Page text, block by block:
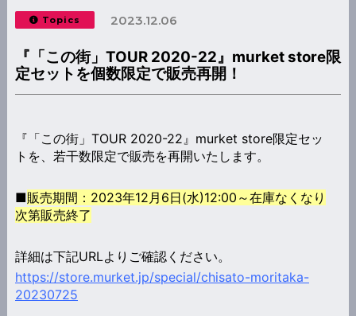
Topics 2023.12.06
『「この街」TOUR 2020-22』murket store限
定セットを個数限定で販売再開！
『「この街」TOUR 2020-22』murket store限定セッ
トを、若干数限定で販売を再開いたします。
■販売期間：2023年12月6日(水)12:00～在庫なくなり
次第販売終了
詳細は下記URLよりご確認ください。
https://store.murket.jp/special/chisato-moritaka-
20230725